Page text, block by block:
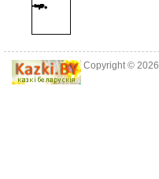
Copyright © 2026